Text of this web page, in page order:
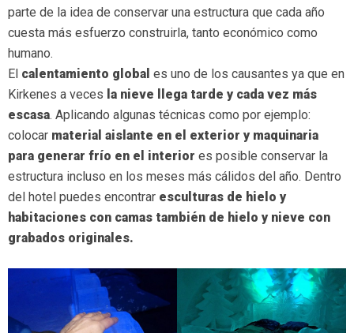
parte de la idea de conservar una estructura que cada año
cuesta más esfuerzo construirla, tanto económico como
humano.
El calentamiento global es uno de los causantes ya que en
Kirkenes a veces la nieve llega tarde y cada vez más
escasa. Aplicando algunas técnicas como por ejemplo:
colocar material aislante en el exterior y maquinaria
para generar frío en el interior es posible conservar la
estructura incluso en los meses más cálidos del año. Dentro
del hotel puedes encontrar esculturas de hielo y
habitaciones con camas también de hielo y nieve con
grabados originales.